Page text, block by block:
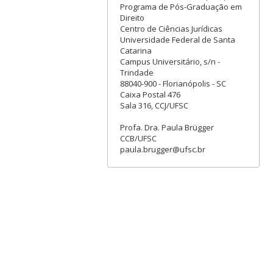
Programa de Pós-Graduação em
Direito
Centro de Ciências Jurídicas
Universidade Federal de Santa
Catarina
Campus Universitário, s/n -
Trindade
88040-900 - Florianópolis - SC
Caixa Postal 476
Sala 316, CCJ/UFSC
Profa. Dra. Paula Brügger
CCB/UFSC
paula.brugger@ufsc.br